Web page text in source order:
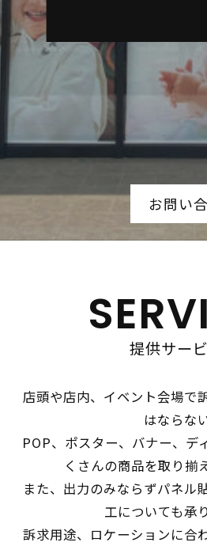
お問い
提供サー
店頭や店内、イベント会場で
はならな
POP、ポスター、バナー、デ
くさんの商品を取り揃
また、出力のみならずパネル
工についても承
訴求用途、ロケーションに合